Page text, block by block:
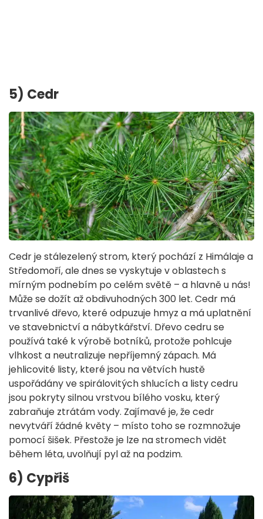
5) Cedr
Cedr je stálezelený strom, který pochází z Himálaje a
Středomoří, ale dnes se vyskytuje v oblastech s
mírným podnebím po celém světě – a hlavně u nás!
Může se dožít až obdivuhodných 300 let. Cedr má
trvanlivé dřevo, které odpuzuje hmyz a má uplatnění
ve stavebnictví a nábytkářství. Dřevo cedru se
používá také k výrobě botníků, protože pohlcuje
vlhkost a neutralizuje nepříjemný zápach. Má
jehlicovité listy, které jsou na větvích hustě
uspořádány ve spirálovitých shlucích a listy cedru
jsou pokryty silnou vrstvou bílého vosku, který
zabraňuje ztrátám vody. Zajímavé je, že cedr
nevytváří žádné květy – místo toho se rozmnožuje
pomocí šišek. Přestože je lze na stromech vidět
během léta, uvolňují pyl až na podzim.
6) Cypřiš